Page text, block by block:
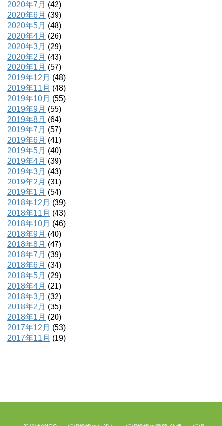
2020年7月 (42)
2020年6月 (39)
2020年5月 (48)
2020年4月 (26)
2020年3月 (29)
2020年2月 (43)
2020年1月 (57)
2019年12月 (48)
2019年11月 (48)
2019年10月 (55)
2019年9月 (55)
2019年8月 (64)
2019年7月 (57)
2019年6月 (41)
2019年5月 (40)
2019年4月 (39)
2019年3月 (43)
2019年2月 (31)
2019年1月 (54)
2018年12月 (39)
2018年11月 (43)
2018年10月 (46)
2018年9月 (40)
2018年8月 (47)
2018年7月 (39)
2018年6月 (34)
2018年5月 (29)
2018年4月 (21)
2018年3月 (32)
2018年2月 (35)
2018年1月 (20)
2017年12月 (53)
2017年11月 (19)